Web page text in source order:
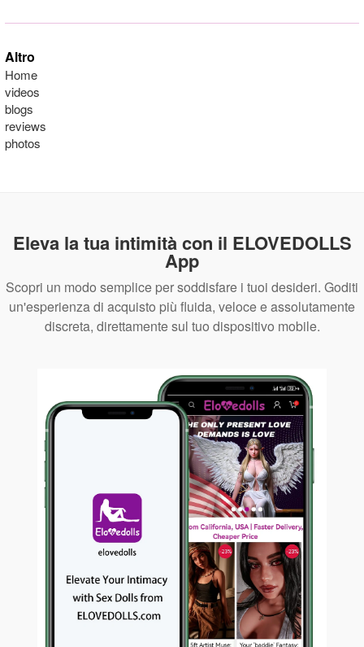
Altro
Home
videos
blogs
reviews
photos
Eleva la tua intimità con il ELOVEDOLLS
App
Scopri un modo semplice per soddisfare i tuoi desideri. Goditi
un'esperienza di acquisto più fluida, veloce e assolutamente
discreta, direttamente sul tuo dispositivo mobile.